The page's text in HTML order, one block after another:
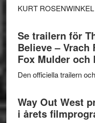
KURT
Se trailern för
Believe – Vrach
Fox Mulder och
Den officiella trailern
Way Out West
i årets